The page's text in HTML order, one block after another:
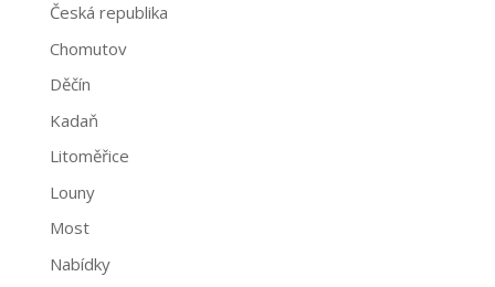
Česká republika
Chomutov
Děčín
Kadaň
Litoměřice
Louny
Most
Nabídky